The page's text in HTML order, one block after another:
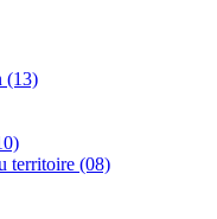
(13)
territoire (08)